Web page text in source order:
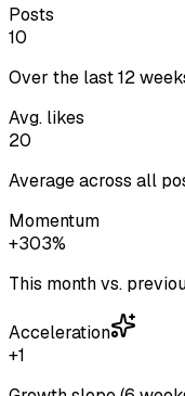
Posts
10
Over the last 12
Avg. likes
20
Average across all
Momentum
+303%
This month vs.
Acceleration
+1